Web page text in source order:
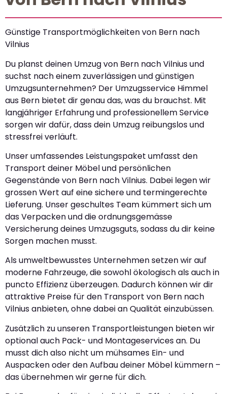
Günstige Transportmöglichkeiten von Bern nach
Vilnius
Du planst deinen Umzug von Bern nach Vilnius und
suchst nach einem zuverlässigen und günstigen
Umzugsunternehmen? Der Umzugsservice Himmel
aus Bern bietet dir genau das, was du brauchst. Mit
langjähriger Erfahrung und professionellem Service
sorgen wir dafür, dass dein Umzug reibungslos und
stressfrei verläuft.
Unser umfassendes Leistungspaket umfasst den
Transport deiner Möbel und persönlichen
Gegenstände von Bern nach Vilnius. Dabei legen wir
grossen Wert auf eine sichere und termingerechte
Lieferung. Unser geschultes Team kümmert sich um
das Verpacken und die ordnungsgemässe
Versicherung deines Umzugsguts, sodass du dir keine
Sorgen machen musst.
Als umweltbewusstes Unternehmen setzen wir auf
moderne Fahrzeuge, die sowohl ökologisch als auch in
puncto Effizienz überzeugen. Dadurch können wir dir
attraktive Preise für den Transport von Bern nach
Vilnius anbieten, ohne dabei an Qualität einzubüssen.
Zusätzlich zu unseren Transportleistungen bieten wir
optional auch Pack- und Montageservices an. Du
musst dich also nicht um mühsames Ein- und
Auspacken oder den Aufbau deiner Möbel kümmern –
das übernehmen wir gerne für dich.